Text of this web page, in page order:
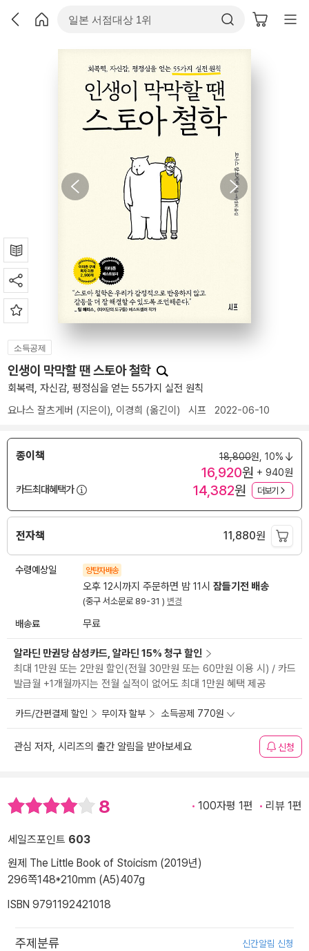
소득공제
인생이 막막할 땐 스토아 철학
회복력, 자신감, 평정심을 얻는 55가지 실전 원칙
요나스 잘츠게버 (지은이), 이경희 (옮긴이) 시프 2022-06-10
종이책 18,800원, 10%
16,920원 + 940원
카드최대혜택가
14,382원 더보기
전자책 11,880원
수령예상일 양탄자배송
오후 12시까지 주문하면 밤 11시 잠들기전 배송
(중구 서소문로 89-31 ) 변경
배송료 무료
알라딘 만권당 삼성카드, 알라딘 15% 청구 할인
최대 1만원 또는 2만원 할인(전월 30만원 또는 60만원 이용 시) / 카드
발급월 +1개월까지는 전월 실적이 없어도 최대 1만원 혜택 제공
카드/간편결제 할인 무이자 할부 소득공제 770원
관심 저자, 시리즈의 출간 알림을 받아보세요 신청
8 100자평 1편 리뷰 1편
세일즈포인트 603
원제 The Little Book of Stoicism (2019년)
296쪽148*210mm (A5)407g
ISBN 9791192421018
주제분류 신간알림 신청